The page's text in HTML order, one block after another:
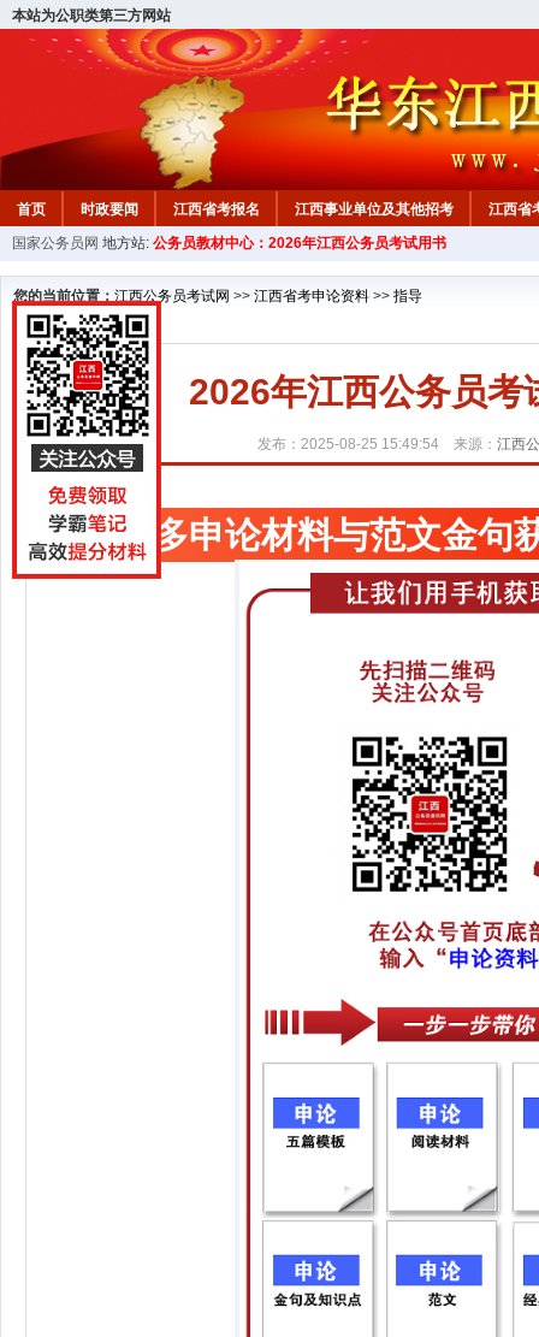
本站为公职类第三方网站
首页 时政要闻 江西省考报名 江西事业单位及其他招考 江西省
教材中心
国家公务员网 地方站: 公务员教材中心：2026年江西公务员考试用书
您的当前位置： 江西公务员考试网 >> 江西省考申论资料 >> 指导
2026年江西公务员
发布：2025-08-25 15:49:54 来源： 江西
更多申论材料与范文金句